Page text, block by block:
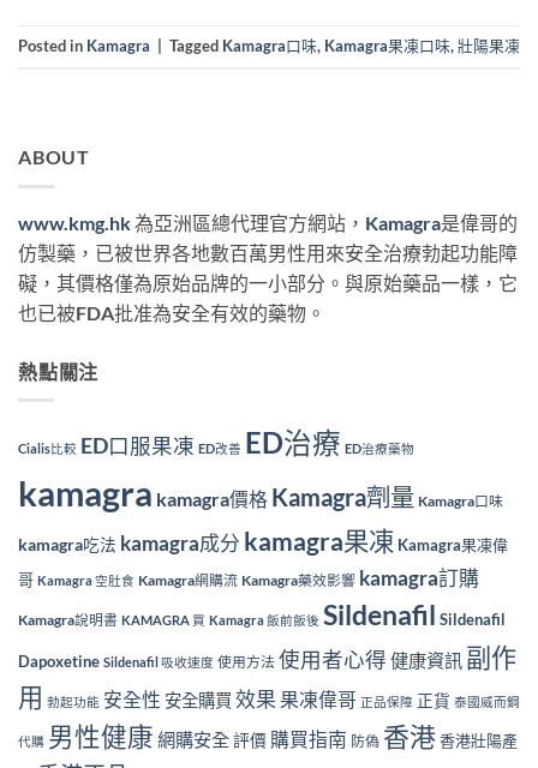
Posted in Kamagra Tagged Kamagra口味, Kamagra果凍口味,壯陽果凍
ABOUT
www.kmg.hk為亞洲區總代理官方網站， Kamagra是偉哥的
仿製藥，已被世界各地數百萬男性用來安全治療勃起功能障
礙，其價格僅為原始品牌的一小部分。與原始藥品一樣，它
也已被FDA批准為安全有效的藥物。
熱點關注
Cialis比較 ED口服果凍 ED改善 ED治療 ED治療藥物
kamagra kamagra價格 Kamagra劑量 Kamagra口味
kamagra吃法 kamagra成分 kamagra果凍 Kamagra果凍偉
哥 Kamagra 空肚食 Kamagra網購流 Kamagra藥效影響 kamagra訂購
Kamagra說明書 KAMAGRA 買 Kamagra 飯前飯後 Sildenafil Sildenafil
Dapoxetine Sildenafil 吸收速度 使用方法 使用者心得 健康資訊 副作
用 勃起功能 安全性 安全購買 效果 果凍偉哥 正品保障 正貨 泰國威而鋼
代購 男性健康 網購安全評價 購買指南 防偽 香港香港壯陽產